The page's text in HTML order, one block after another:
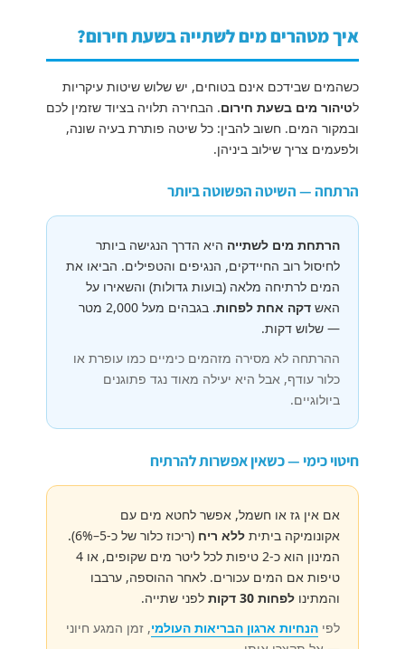
איך מטהרים מים לשתייה בשעת חירום?
כשהמים שבידכם אינם בטוחים, יש שלוש שיטות עיקריות
לטיהור מים בשעת חירום. הבחירה תלויה בציוד שזמין לכם
ובמקור המים. חשוב להבין: כל שיטה פותרת בעיה שונה,
ולפעמים צריך שילוב ביניהן.
הרתחה — השיטה הפשוטה ביותר
הרתחת מים לשתייה היא הדרך הנגישה ביותר
לחיסול רוב החיידקים, הנגיפים והטפילים. הביאו את
המים לרתיחה מלאה (בועות גדולות) והשאירו על
האש דקה אחת לפחות
. בגבהים מעל 2,000 מטר
— שלוש דקות.
ההרתחה לא מסירה מזהמים כימיים כמו עופרת או
כלור עודף, אבל היא יעילה מאוד נגד פתוגנים
ביולוגיים.
חיטוי כימי — כשאין אפשרות להרתיח
אם אין גז או חשמל, אפשר לחטא מים עם
אקונומיקה ביתית ללא ריח
(ריכוז כלור של כ-5–6%).
המינון הוא כ-2 טיפות לכל ליטר מים שקופים, או 4
טיפות אם המים עכורים. לאחר ההוספה, ערבבו
והמתינו לפחות 30 דקות
לפני שתייה.
לפי הנחיות ארגון הבריאות העולמי, זמן המגע חיוני